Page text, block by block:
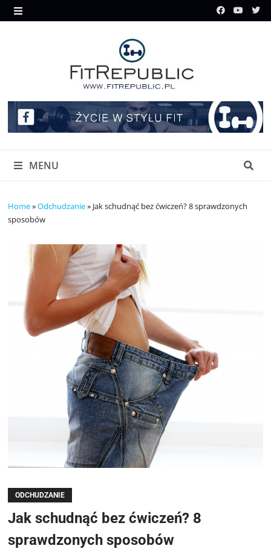
Skip
to
MENU
MENU
Home»Odchudzanie» Jak schudnąć bez ćwiczeń? 8 sprawdzonych
sposobów
ODCHUDZANIE
Jak schudnąć bez ćwiczeń? 8
sprawdzonych sposobów